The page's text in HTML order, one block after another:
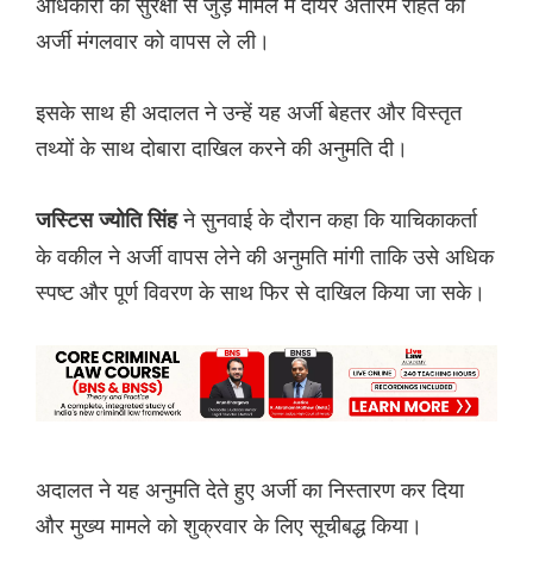
अर्जी मंगलवार को वापस ले ली।
इसके साथ ही अदालत ने उन्हें यह अर्जी बेहतर और विस्तृत
तथ्यों के साथ दोबारा दाखिल करने की अनुमति दी।
जस्टिस ज्योति सिंहने सुनवाई के दौरान कहा कि याचिकाकर्ता
के वकील ने अर्जी वापस लेने की अनुमति मांगी ताकि उसे अधिक
स्पष्ट और पूर्ण विवरण के साथ फिर से दाखिल किया जा सके।
अदालत ने यह अनुमति देते हुए अर्जी का निस्तारण कर दिया
और मुख्य मामले को शुक्रवार के लिए सूचीबद्ध किया।